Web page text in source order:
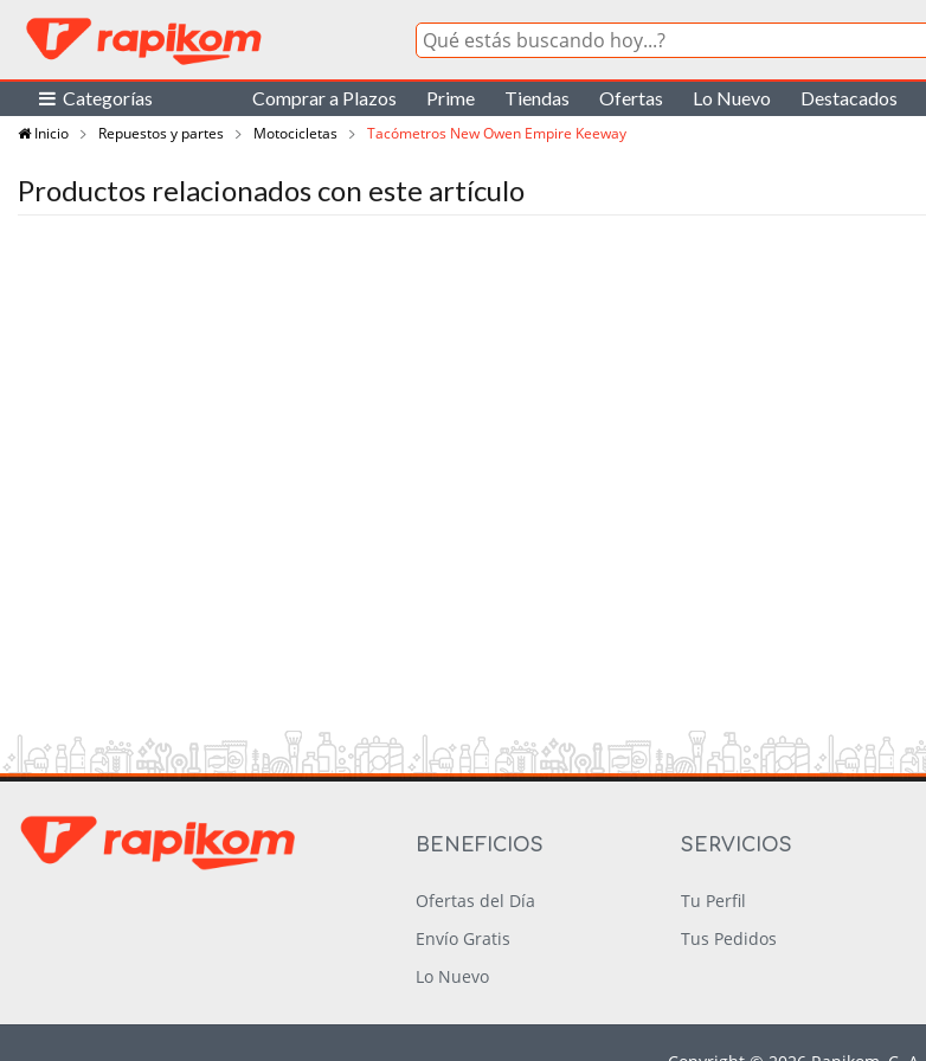
Categorías Comprar a Plazos Prime Tiendas Ofertas Lo Nuevo Destacados
Inicio Repuestos y partes Motocicletas Tacómetros New Owen Empire Keeway
Productos relacionados con este artículo
BENEFICIOS
Ofertas del Día
Envío Gratis
Lo Nuevo
SERVICIOS
Tu Perfil
Tus Pedidos